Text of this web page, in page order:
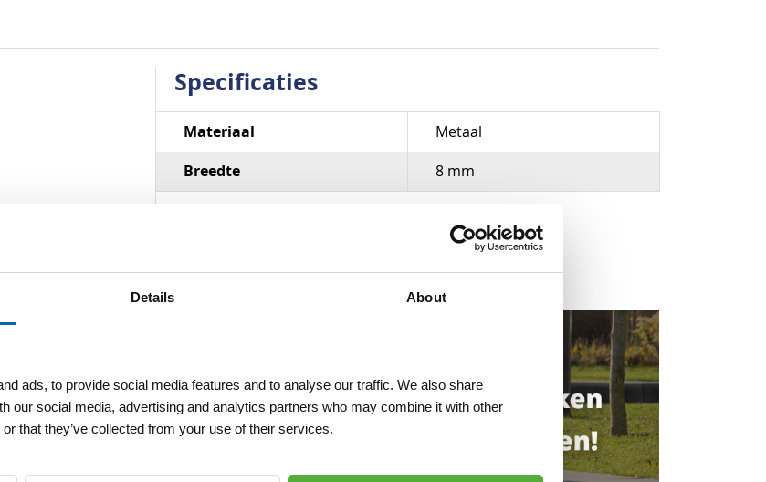
Details About
ads, to provide social media features and to analyse our traffic. We also share
our social media, advertising and analytics partners who may combine it with other
that they’ve collected from your use of their services.
Specificaties
Specificaties
Materiaal Metaal
Breedte 8 mm